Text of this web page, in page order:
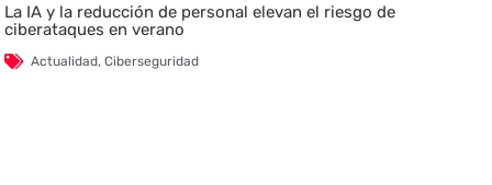
La IA y la reducción de personal elevan el riesgo de
ciberataques en verano
Actualidad,Ciberseguridad